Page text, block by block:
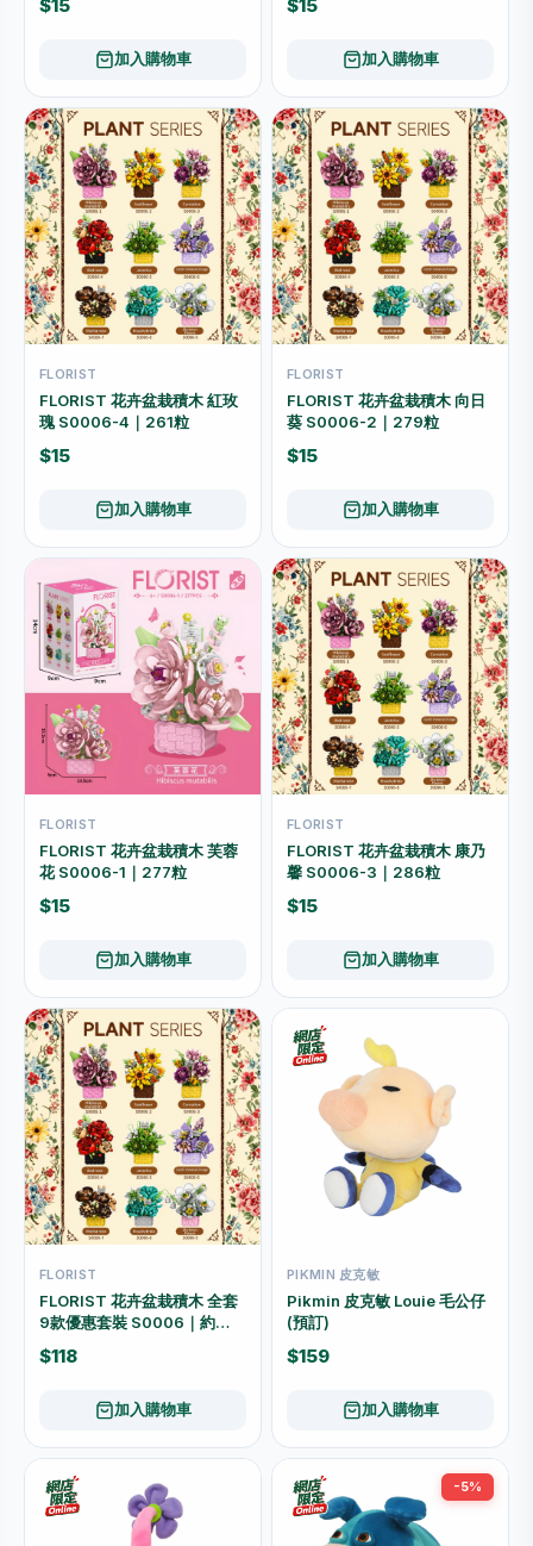
$15
加入購物車
$15
加入購物車
FLORIST
FLORIST 花卉盆栽積木 紅玫
瑰 S0006-4｜261粒
$15
加入購物車
FLORIST
FLORIST 花卉盆栽積木 向日
葵 S0006-2｜279粒
$15
加入購物車
FLORIST
FLORIST 花卉盆栽積木 芙蓉
花 S0006-1｜277粒
$15
加入購物車
FLORIST
FLORIST 花卉盆栽積木 康乃
馨 S0006-3｜286粒
$15
加入購物車
FLORIST
FLORIST 花卉盆栽積木 全套
9款優惠套裝 S0006｜約
2451粒
$118
加入購物車
PIKMIN 皮克敏
Pikmin 皮克敏 Louie 毛公仔
(預訂)
$159
加入購物車
-5%